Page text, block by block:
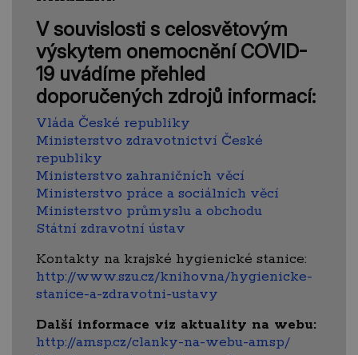
V souvislosti s celosvětovým
výskytem onemocnění COVID-
19 uvádíme přehled
doporučených zdrojů informací:
Vláda České republiky
Ministerstvo zdravotnictví České
republiky
Ministerstvo zahraničních věcí
Ministerstvo práce a sociálních věcí
Ministerstvo průmyslu a obchodu
Státní zdravotní ústav
Kontakty na krajské hygienické stanice:
http://www.szu.cz/knihovna/hygienicke-
stanice-a-zdravotni-ustavy
Další informace viz aktuality na webu:
http://amsp.cz/clanky-na-webu-amsp/